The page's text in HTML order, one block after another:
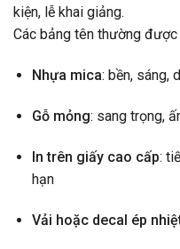
kiện, lễ khai giảng.
Các bảng tên thường được
Nhựa mica: bền, sáng,
Gỗ mỏng: sang trọng,
In trên giấy cao cấp:
hạn
Vải hoặc decal ép